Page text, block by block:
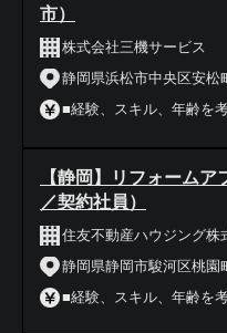
市）
株式会社三機サービス
静岡県浜松市中央区安松
■経験、スキル、年齢を
【静岡】リフォーム
／契約社員）
住友不動産ハウジング株
静岡県静岡市駿河区桃園
■経験、スキル、年齢を